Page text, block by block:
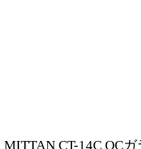
MITTAN CT-14C OC